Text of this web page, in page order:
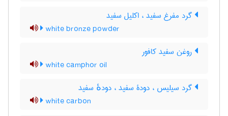
گرد مفرغ سفید ، اکلیل سفید
white bronze powder
روغن سفید کافور
white camphor oil
گرد سیلیس ، دودۀ سفید ، دودهٔ سفید
white carbon